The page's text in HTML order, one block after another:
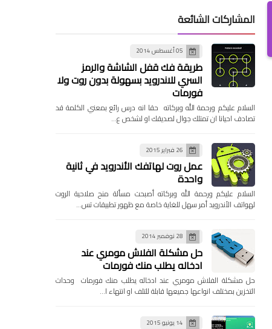
المشاركات الشائعة
05 أغسطس 2014
طريقة فك قفل الشاشة والرمز
السري للاندرويد بسهولة بدون روت ولا
فورمات
السلام عليكم ورحمة الله وبركاته حقا انه درس رائع بمعني الكلمة قد
تصادف احيانا ان تمتلك جوال لصديقك او لشخص ع…
26 فبراير 2015
عمل روت لهاتفك الأندرويد في ثانية
واحدة
السلام عليكم ورحمة الله وبركاته أصبحت مسألة منح صلاحية الروت
لهواتف الأندرويد أمر سهل للغاية خاصة مع ظهور تطبيقات تس…
28 نوفمبر 2014
حل مشكلة الفلاش مومري عند
ادخاله يطلب منك فورمات
حل مشكلة الفلاش مومري عند ادخاله يطلب منك فورمات وحدات
التخزين بمختلف انواعها جميعها قابلة للتلف او انتهاء ا…
14 يونيو 2015